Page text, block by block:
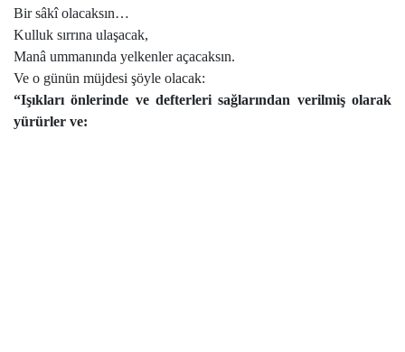
Bir sâkî olacaksın…
Kulluk sırrına ulaşacak,
Manâ ummanında yelkenler açacaksın.
Ve o günün müjdesi şöyle olacak:
“Işıkları önlerinde ve defterleri sağlarından verilmiş olarak
yürürler ve: